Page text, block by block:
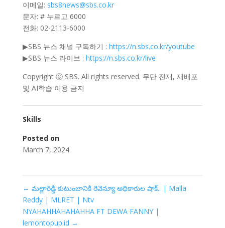
이메일: sbs8news@sbs.co.kr
문자: # 누르고 6000
전화: 02-2113-6000
▶SBS 뉴스 채널 구독하기 : https://n.sbs.co.kr/youtube
▶SBS 뉴스 라이브 : https://n.sbs.co.kr/live
Copyright Ⓒ SBS. All rights reserved. 무단 전재, 재배포
및 AI학습 이용 금지
Skills
Posted on
March 7, 2024
← మల్లారెడ్డి కుటుంబానికి రెవెన్యూ అధికారుల షాక్.. | Malla
Reddy | MLRET | Ntv
NYAHAHHAHAHAHHA FT DEWA FANNY |
lemontopup.id →